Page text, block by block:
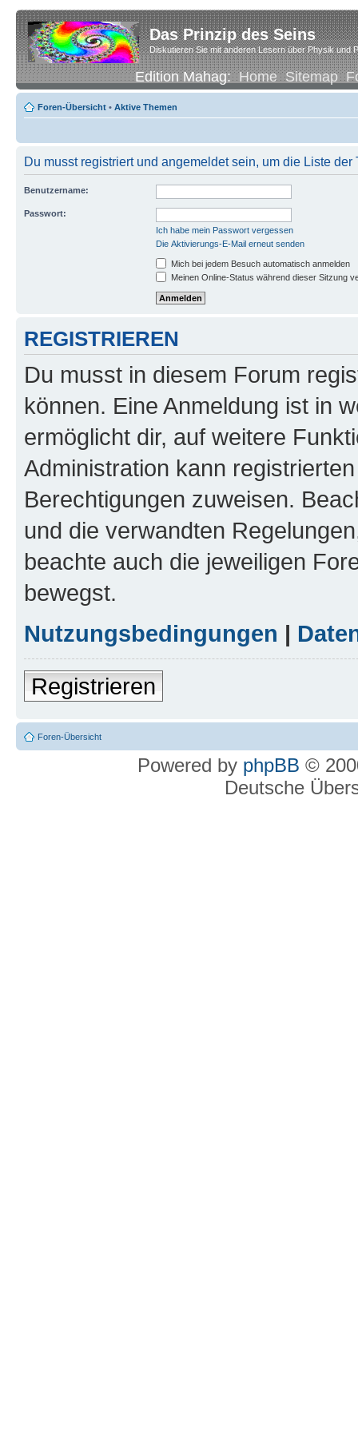
Das Prinzip des Seins
Diskutieren Sie mit anderen Lesern über Physik und
Edition Mahag:Home Sitemap
Foren-Übersicht • Aktive Themen
Du musst registriert und angemeldet sein, um die Liste
Benutzername:
Passwort:
Ich habe mein Passwort vergessen
Die Aktivierungs-E-Mail erneut senden
Mich bei jedem Besuch automatisch anmelden
Meinen Online-Status während dieser Sitzung
REGISTRIEREN
Du musst in diesem Forum
können. Eine Anmeldung ist in
ermöglicht dir, auf weitere
Administration kann
Berechtigungen zuweisen.
und die verwandten
beachte auch die jeweiligen
bewegst.
Nutzungsbedingungen |
Registrieren
Foren-Übersicht
Powered by phpBB ©
Deutsche